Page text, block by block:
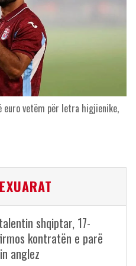
vetëm për letra higjienike,
shqiptar, 17-
kontratën e parë
anglez